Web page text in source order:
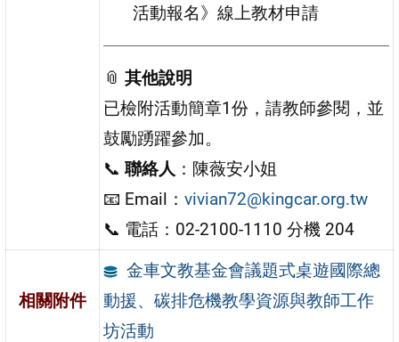
活動報名》線上教材申請
📎其他說明
已檢附活動簡章1份，請教師參閱，並
鼓勵踴躍參加。
📞聯絡人 ：陳薇安小姐
📧 Email：vivian72@kingcar.org.tw
📞 電話：02-2100-1110 分機 204
相關附件
金車文教基金會議題式桌遊國際總
動援、碳排危機教學資源與教師工作
坊活動